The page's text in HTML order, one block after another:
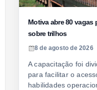
Motiva abre 80 vagas
sobre trilhos
8 de agosto de 2026
A capacitação foi
para facilitar o
habilidades